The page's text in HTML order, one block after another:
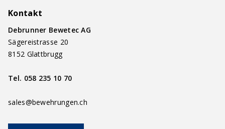
Kontakt
Debrunner Bewetec AG
Sägereistrasse 20
8152 Glattbrugg
Tel. 058 235 10 70
sales@bewehrungen.ch